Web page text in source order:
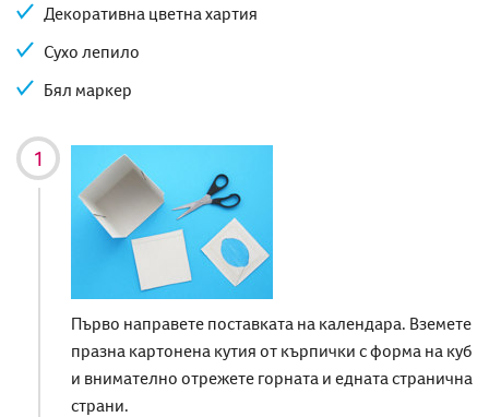
Декоративна цветна хартия
Сухо лепило
Бял маркер
Първо направете поставката на календара. Вземете
празна картонена кутия от кърпички с форма на куб
и внимателно отрежете горната и едната странична
страни.